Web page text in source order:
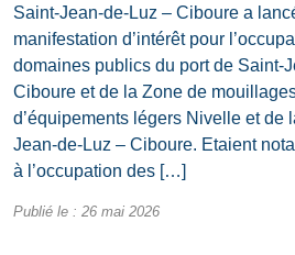
Saint-Jean-de-Luz – Ciboure a
manifestation d’intérêt pour
domaines publics du port de Saint-
Ciboure et de la Zone de
d’équipements légers Nivelle et de
Jean-de-Luz – Ciboure. Etaient
à l’occupation des […]
Publié le : 26 mai 2026